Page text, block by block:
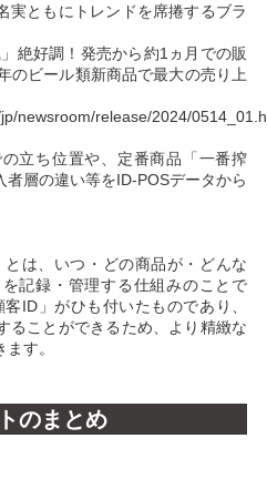
実ともにトレンドを席捲するブラ
絶好調！発売から約1ヵ月での販
のビール類新商品で最大の売り上
newsroom/release/2024/
立ち位置や、定番商品「一番搾
者層の違い等をID-POSデータから
は、いつ・どの商品が・どんな
記録・管理する仕組みのことで
ID」がひも付いたものであり、
ることができるため、より精緻な
す。
のまとめ